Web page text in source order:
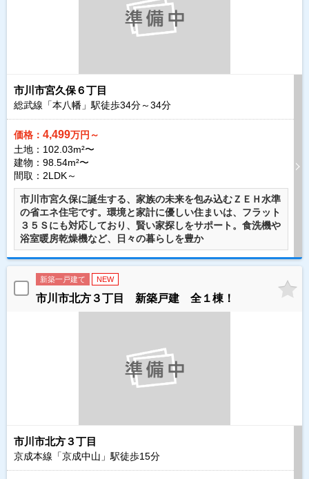
市川市宮久保６丁目
総武線「本八幡」駅徒歩34分～34分
価格： 4,499万円～
土地：102.03m²〜
建物：98.54m²〜
間取：2LDK～
市川市宮久保に誕生する、家族の未来を包み込むＺＥＨ水準
の省エネ住宅です。環境と家計に優しい住まいは、フラット
３５Ｓにも対応しており、賢い家探しをサポート。食洗機や
浴室暖房乾燥機など、日々の暮らしを豊か
新築一戸建て NEW
市川市北方３丁目 新築戸建 全１棟！
市川市北方３丁目
京成本線「京成中山」駅徒歩15分